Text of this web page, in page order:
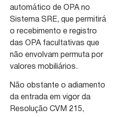
automático de OPA no
Sistema SRE, que permitirá
o recebimento e registro
das OPA facultativas que
não envolvam permuta por
valores mobiliários.
Não obstante o adiamento
da entrada em vigor da
Resolução CVM 215,